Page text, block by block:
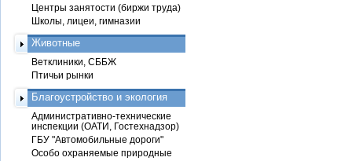
Центры занятости (биржи труда)
Школы, лицеи, гимназии
Животные
Ветклиники, СББЖ
Птичьи рынки
Благоустройство и экология
Административно-технические
инспекции (ОАТИ, Гостехнадзор)
ГБУ "Автомобильные дороги"
Особо охраняемые природные